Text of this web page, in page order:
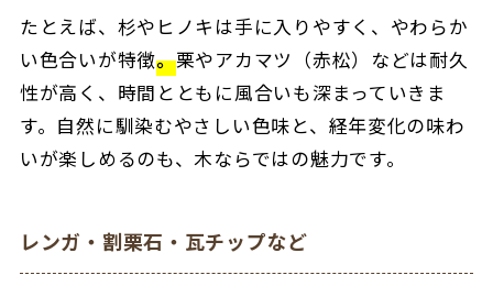
たとえば、杉やヒノキは手に入りやすく、やわらか
い色合いが特徴。栗やアカマツ（赤松）などは耐久
性が高く、時間とともに風合いも深まっていきま
す。自然に馴染むやさしい色味と、経年変化の味わ
いが楽しめるのも、木ならではの魅力です。
レンガ・割栗石・瓦チップなど